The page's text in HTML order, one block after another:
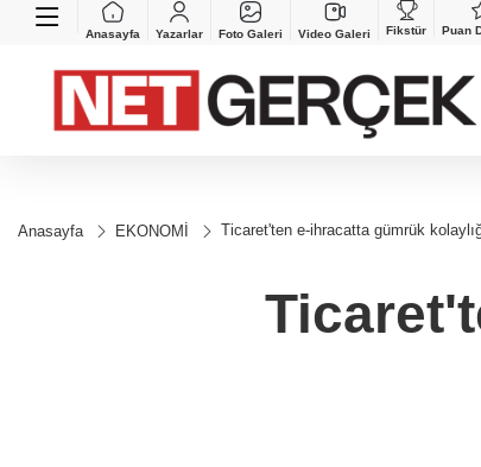
Anasayfa Yazarlar Foto Galeri Video Galeri Fikstür Puan
Anasayfa EKONOMİ Ticaret'ten e-ihracatta gümrük